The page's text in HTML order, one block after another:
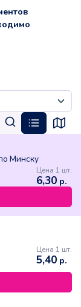
Минску
Цена 1 шт.
6,30 р.
Цена 1 шт.
5,40 р.